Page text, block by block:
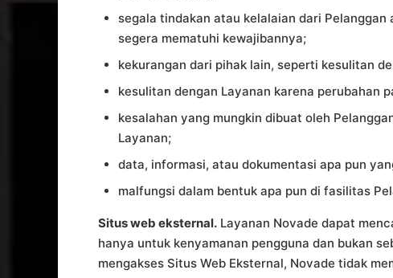
segala tindakan atau kelalaian dari
segera mematuhi kewajibannya;
kekurangan dari pihak lain, seperti kesulitan
kesulitan dengan Layanan karena perubahan
kesalahan yang mungkin dibuat oleh
Layanan;
data, informasi, atau dokumentasi apa pun
malfungsi dalam bentuk apa pun di fasilitas
Situs web eksternal. Layanan Novade dapat
hanya untuk kenyamanan pengguna dan bukan
mengakses Situs Web Eksternal, Novade tidak